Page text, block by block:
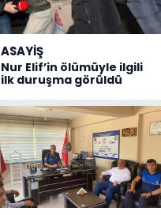
ASAYİŞ
Nur Elif’in ölümüyle ilgili
ilk duruşma görüldü